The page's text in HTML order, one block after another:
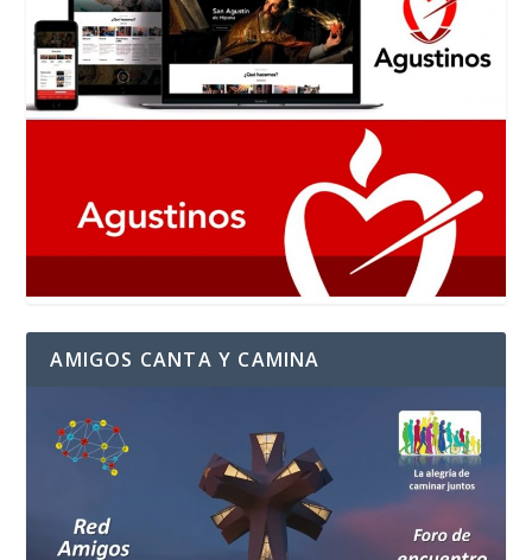
AMIGOS CANTA Y CAMINA